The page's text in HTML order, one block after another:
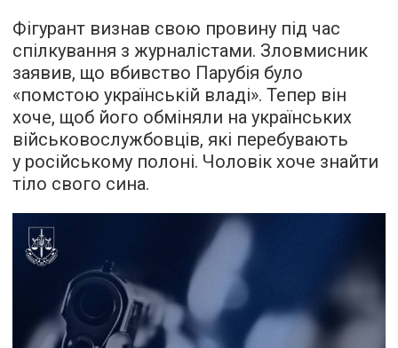
Фігурант визнав свою провину під час
спілкування з журналістами. Зловмисник
заявив, що вбивство Парубія було
«помстою українській владі». Тепер він
хоче, щоб його обміняли на українських
військовослужбовців, які перебувають
у російському полоні. Чоловік хоче знайти
тіло свого сина.